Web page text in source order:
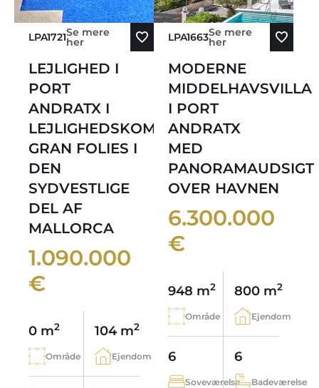
LPA1721Se mere
her
LEJLIGHED I
PORT
ANDRATX I
LEJLIGHEDSKOMPLEKSET
GRAN FOLIES I
DEN
SYDVESTLIGE
DEL AF
MALLORCA
1.090.000
€
0 m2
Område
104 m2
Ejendom
LPA1663Se mere
her
MODERNE
MIDDELHAVSVILLA
I PORT
ANDRATX
MED
PANORAMAUDSIGT
OVER HAVNEN
6.300.000
€
948 m2
Område
800 m2
Ejendom
6
Soveværelse
6
Badeværelse